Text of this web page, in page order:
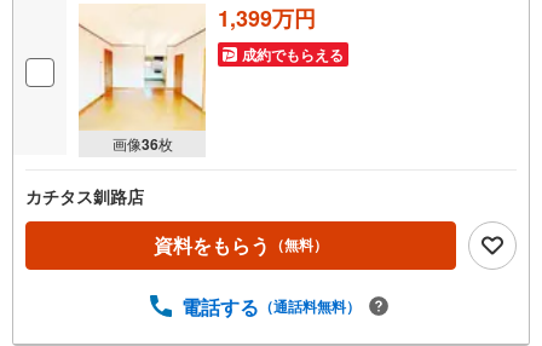
画像36枚
1,399万円
成約でもらえる
カチタス釧路店
資料をもらう （無料）
電話する （通話料無料）